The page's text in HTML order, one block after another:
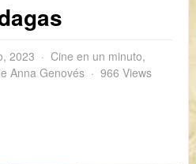
2023 Cine en un minuto,
Anna Genovés
966 Views